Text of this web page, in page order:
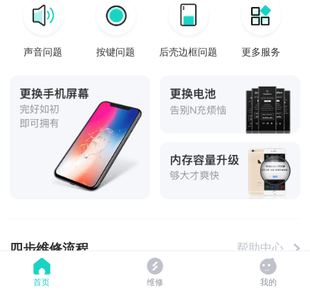
声音问题 按键问题 后壳边框问题 更多服务
四步维修流程 帮助中心
首页 维修 我的